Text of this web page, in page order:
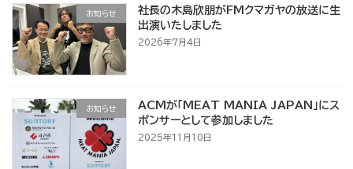
お知らせ
社長の木島欣朋がFMクマガヤの放送に生
出演いたしました
2026年7月4日
お知らせ
ACMが「MEAT MANIA JAPAN」にス
ポンサーとして参加しました
2025年11月10日